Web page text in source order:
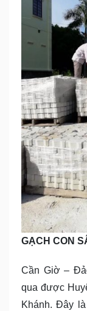
GẠCH CON
Cần Giờ –
qua được
Khánh. Đây